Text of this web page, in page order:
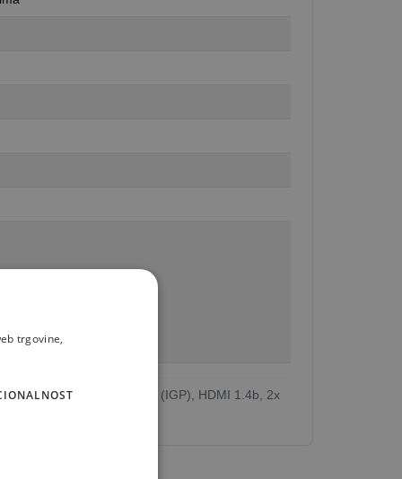
IPS, Intel Iris Xe Graphics (IGP), HDMI 1.4b, 2x
trgovine,